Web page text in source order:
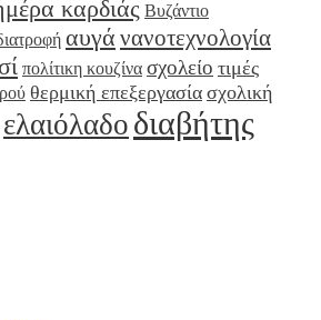
καρδιάς Βυζάντιο
αυγά νανοτεχνολογία
πολίτικη κουζίνα σχολείο τιμές
θερμική επεξεργασία σχολική
ελαιόλαδο διαβήτης